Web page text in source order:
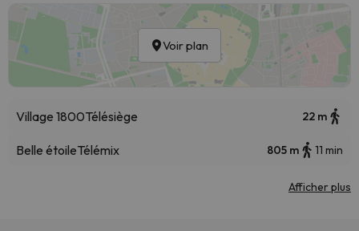
Voir plan
Village 1800Télésiège 22 m
Belle étoileTélémix 805 m 11 min
Afficher plus